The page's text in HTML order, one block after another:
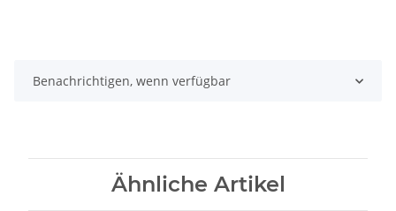
Benachrichtigen, wenn verfügbar
Ähnliche Artikel